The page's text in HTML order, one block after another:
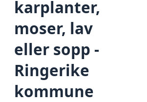
karplanter,
moser, lav
eller sopp -
Ringerike
kommune